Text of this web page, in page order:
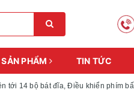
SẢN PHẨM TIN TỨC
tới 14 bộ bát đĩa, Điều khiển phím